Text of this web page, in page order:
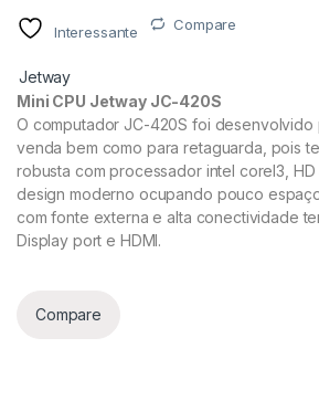
Interessante Compare
Jetway
Mini CPU Jetway JC-420S
O computador JC-420S foi desenvolvido
venda bem como para retaguarda, pois
robusta com processador intel coreI3, HD
design moderno ocupando pouco
com fonte externa e alta conectividade
Display port e HDMI.
Compare